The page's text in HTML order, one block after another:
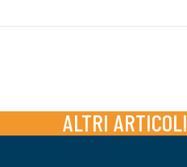
ALTRI ARTICOLI